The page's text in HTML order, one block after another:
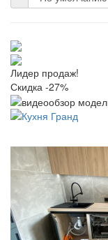
Лидер продаж!
Скидка -27%